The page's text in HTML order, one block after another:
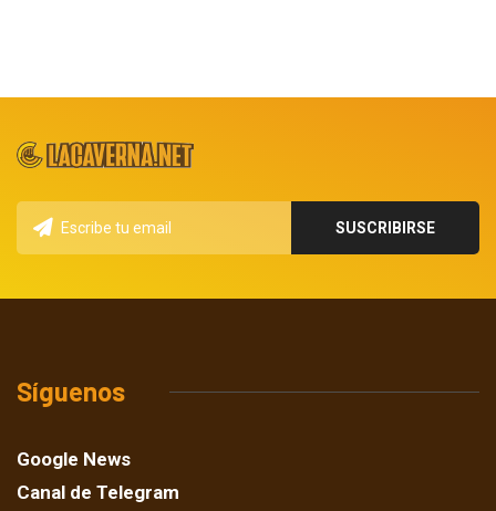
Síguenos
Google News
Canal de Telegram